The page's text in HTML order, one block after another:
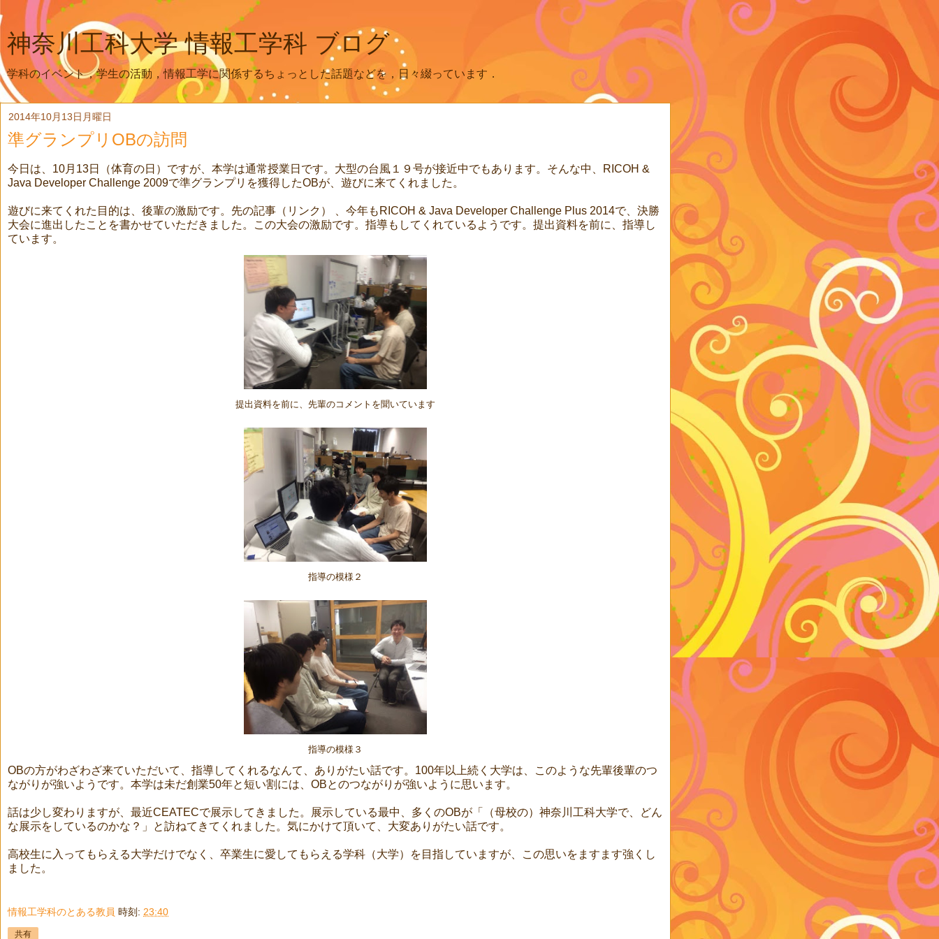
神奈川工科大学 情報工学科 ブログ
学科のイベント，学生の活動，情報工学に関係するちょっとした話題などを，日々綴っています．
2014年10月13日月曜日
準グランプリOBの訪問
今日は、10月13日（体育の日）ですが、本学は通常授業日です。大型の台風１９号が接近中でもあります。そんな中、RICOH &
Java Developer Challenge 2009で準グランプリを獲得したOBが、遊びに来てくれました。
遊びに来てくれた目的は、後輩の激励です。先の記事（リンク） 、今年もRICOH & Java Developer Challenge Plus 2014で、決勝
大会に進出したことを書かせていただきました。この大会の激励です。指導もしてくれているようです。提出資料を前に、指導し
ています。
提出資料を前に、先輩のコメントを聞いています
指導の模様２
指導の模様３
OBの方がわざわざ来ていただいて、指導してくれるなんて、ありがたい話です。100年以上続く大学は、このような先輩後輩のつ
ながりが強いようです。本学は未だ創業50年と短い割には、OBとのつながりが強いように思います。
話は少し変わりますが、最近CEATECで展示してきました。展示している最中、多くのOBが「（母校の）神奈川工科大学で、どん
な展示をしているのかな？」と訪ねてきてくれました。気にかけて頂いて、大変ありがたい話です。
高校生に入ってもらえる大学だけでなく、卒業生に愛してもらえる学科（大学）を目指していますが、この思いをますます強くし
ました。
情報工学科のとある教員 時刻: 23:40
共有